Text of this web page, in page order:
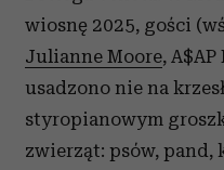
wiosnę 2025, gości
Julianne Moore,
usadzono nie na
styropianowym
zwierząt: psów,